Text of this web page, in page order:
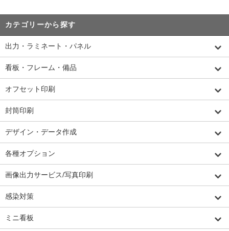
カテゴリーから探す
出力・ラミネート・パネル
看板・フレーム・備品
オフセット印刷
封筒印刷
デザイン・データ作成
各種オプション
画像出力サービス/写真印刷
感染対策
ミニ看板